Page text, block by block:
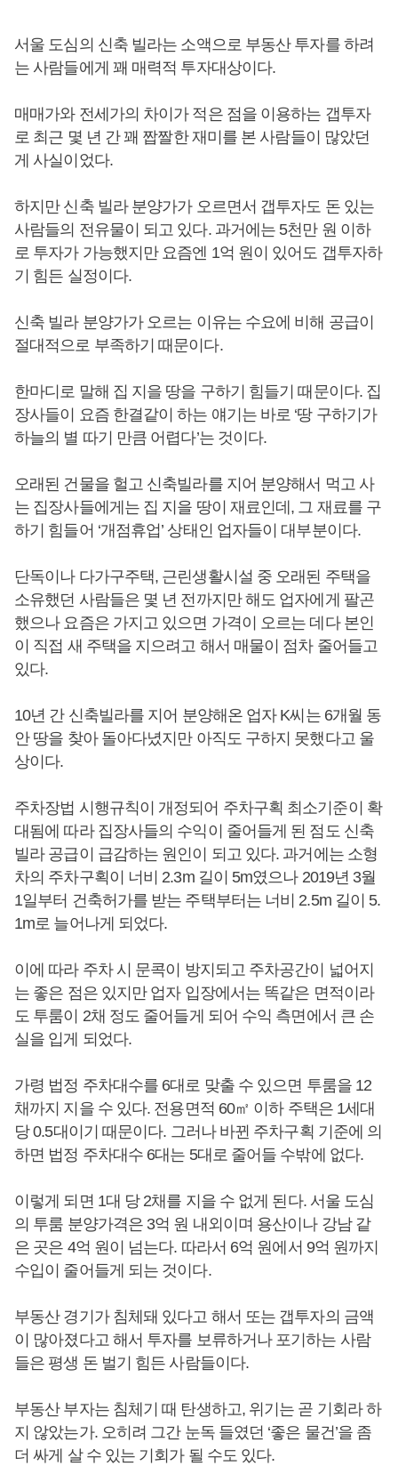
서울 도심의 신축 빌라는 소액으로 부동산 투자를 하려
는 사람들에게 꽤 매력적 투자대상이다.
매매가와 전세가의 차이가 적은 점을 이용하는 갭투자
로 최근 몇 년 간 꽤 짭짤한 재미를 본 사람들이 많았던
게 사실이었다.
하지만 신축 빌라 분양가가 오르면서 갭투자도 돈 있는
사람들의 전유물이 되고 있다. 과거에는 5천만 원 이하
로 투자가 가능했지만 요즘엔 1억 원이 있어도 갭투자하
기 힘든 실정이다.
신축 빌라 분양가가 오르는 이유는 수요에 비해 공급이
절대적으로 부족하기 때문이다.
한마디로 말해 집 지을 땅을 구하기 힘들기 때문이다. 집
장사들이 요즘 한결같이 하는 얘기는 바로 ‘땅 구하기가
하늘의 별 따기 만큼 어렵다’는 것이다.
오래된 건물을 헐고 신축빌라를 지어 분양해서 먹고 사
는 집장사들에게는 집 지을 땅이 재료인데, 그 재료를 구
하기 힘들어 ‘개점휴업’ 상태인 업자들이 대부분이다.
단독이나 다가구주택, 근린생활시설 중 오래된 주택을
소유했던 사람들은 몇 년 전까지만 해도 업자에게 팔곤
했으나 요즘은 가지고 있으면 가격이 오르는 데다 본인
이 직접 새 주택을 지으려고 해서 매물이 점차 줄어들고
있다.
10년 간 신축빌라를 지어 분양해온 업자 K씨는 6개월 동
안 땅을 찾아 돌아다녔지만 아직도 구하지 못했다고 울
상이다.
주차장법 시행규칙이 개정되어 주차구획 최소기준이 확
대됨에 따라 집장사들의 수익이 줄어들게 된 점도 신축
빌라 공급이 급감하는 원인이 되고 있다. 과거에는 소형
차의 주차구획이 너비 2.3m 길이 5m였으나 2019년 3월
1일부터 건축허가를 받는 주택부터는 너비 2.5m 길이 5.
1m로 늘어나게 되었다.
이에 따라 주차 시 문콕이 방지되고 주차공간이 넓어지
는 좋은 점은 있지만 업자 입장에서는 똑같은 면적이라
도 투룸이 2채 정도 줄어들게 되어 수익 측면에서 큰 손
실을 입게 되었다.
가령 법정 주차대수를 6대로 맞출 수 있으면 투룸을 12
채까지 지을 수 있다. 전용면적 60㎡ 이하 주택은 1세대
당 0.5대이기 때문이다. 그러나 바뀐 주차구획 기준에 의
하면 법정 주차대수 6대는 5대로 줄어들 수밖에 없다.
이렇게 되면 1대 당 2채를 지을 수 없게 된다. 서울 도심
의 투룸 분양가격은 3억 원 내외이며 용산이나 강남 같
은 곳은 4억 원이 넘는다. 따라서 6억 원에서 9억 원까지
수입이 줄어들게 되는 것이다.
부동산 경기가 침체돼 있다고 해서 또는 갭투자의 금액
이 많아졌다고 해서 투자를 보류하거나 포기하는 사람
들은 평생 돈 벌기 힘든 사람들이다.
부동산 부자는 침체기 때 탄생하고, 위기는 곧 기회라 하
지 않았는가. 오히려 그간 눈독 들였던 ‘좋은 물건’을 좀
더 싸게 살 수 있는 기회가 될 수도 있다.